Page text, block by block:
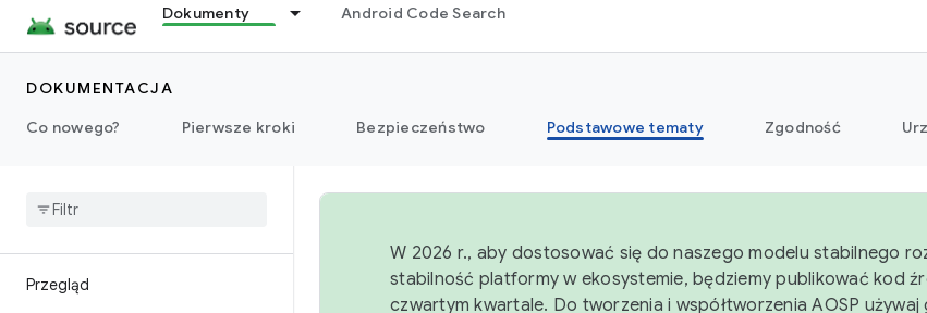
Dokumenty Android Code Search
DOKUMENTACJA
Co nowego?
Pierwsze kroki Bezpieczeństwo Podstawowe tematy Zgodność
Przegląd
W 2026 r., aby dostosować się do naszego modelu stabilnego
stabilność platformy w ekosystemie, będziemy publikować kod
czwartym kwartale. Do tworzenia i współtworzenia AOSP używaj